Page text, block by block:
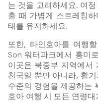
는 것을 고려하세요. 여
출 때 가볍게 스트레칭
태를 유지하세요.
또한, 타인호아를 여행
Son 워터파크에서 흥미
이곳은 북중부 지역에서
천국일 뿐만 아니라, 활
수준의 경험을 제공하는
호아 여행 시 모든 연령